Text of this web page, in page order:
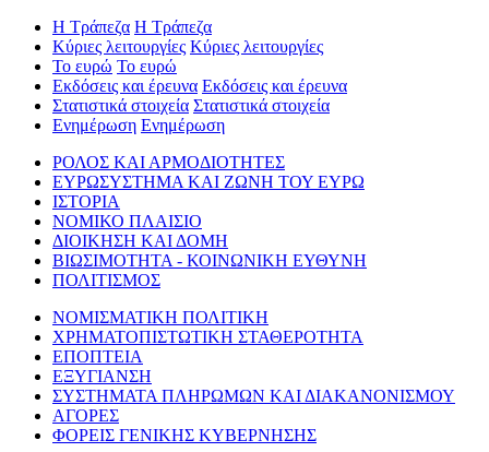
Η Τράπεζα Η Τράπεζα
Κύριες λειτουργίες Κύριες λειτουργίες
Το ευρώ Το ευρώ
Εκδόσεις και έρευνα Εκδόσεις και έρευνα
Στατιστικά στοιχεία Στατιστικά στοιχεία
Ενημέρωση Ενημέρωση
ΡΟΛΟΣ ΚΑΙ ΑΡΜΟΔΙΟΤΗΤΕΣ
ΕΥΡΩΣΥΣΤΗΜΑ ΚΑΙ ΖΩΝΗ ΤΟΥ ΕΥΡΩ
ΙΣΤΟΡΙΑ
ΝΟΜΙΚΟ ΠΛΑΙΣΙΟ
ΔΙΟΙΚΗΣΗ ΚΑΙ ΔΟΜΗ
ΒΙΩΣΙΜΟΤΗΤΑ - ΚΟΙΝΩΝΙΚΗ ΕΥΘΥΝΗ
ΠΟΛΙΤΙΣΜΟΣ
ΝΟΜΙΣΜΑΤΙΚΗ ΠΟΛΙΤΙΚΗ
ΧΡΗΜΑΤΟΠΙΣΤΩΤΙΚΗ ΣΤΑΘΕΡΟΤΗΤΑ
ΕΠΟΠΤΕΙΑ
ΕΞΥΓΙΑΝΣΗ
ΣΥΣΤΗΜΑΤΑ ΠΛΗΡΩΜΩΝ ΚΑΙ ΔΙΑΚΑΝΟΝΙΣΜΟΥ
ΑΓΟΡΕΣ
ΦΟΡΕΙΣ ΓΕΝΙΚΗΣ ΚΥΒΕΡΝΗΣΗΣ